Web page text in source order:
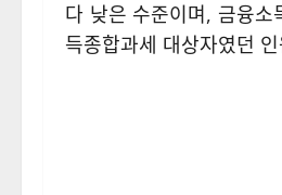
다 낮은 수준이며, 금융
득종합과세 대상자였던